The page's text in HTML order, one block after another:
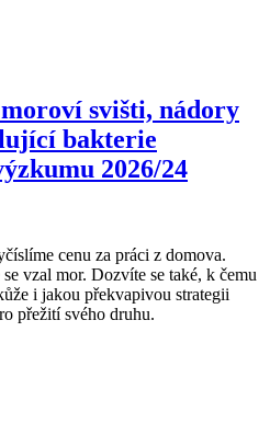
svišti, nádory
bakterie
2026/24
cenu za práci z domova.
vzal mor. Dozvíte se také, k čemu
i jakou překvapivou strategii
přežití svého druhu.